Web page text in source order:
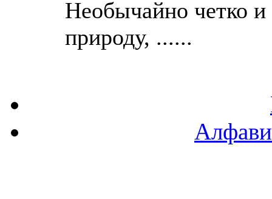
Необычайно четко и
природу, ......